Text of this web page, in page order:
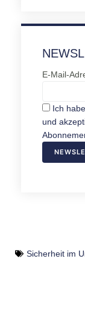
E-Mail-
Ich
und
Sicherheit im